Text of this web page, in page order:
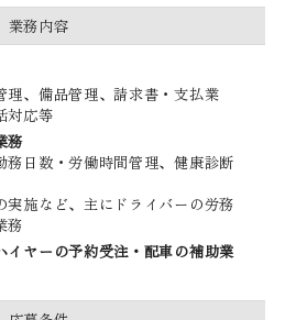
業務内容
理、備品管理、請求書・支払業
対応等
務
務日数・労働時間管理、健康診断
実施など、主にドライバーの労務
務
イヤーの予約受注・配車の補助業